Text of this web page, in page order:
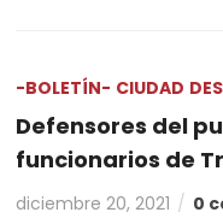
-BOLETÍN- CIUDAD
Defensores del
funcionarios de
diciembre 20, 2021 0